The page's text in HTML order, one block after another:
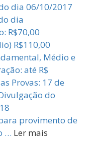
dia 06/10/2017
dia
R$70,00
R$110,00
Médio e
até R$
Provas: 17 de
do
provimento de
… Ler mais